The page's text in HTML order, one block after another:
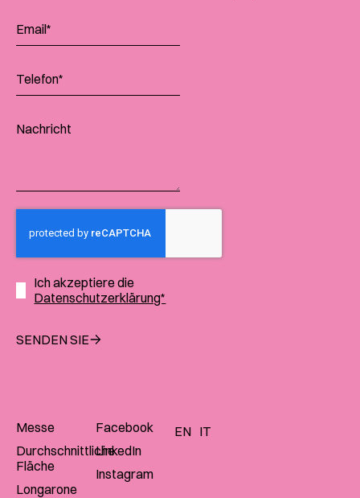
Ich akzeptiere die
Datenschutzerklärung*
SENDEN SIE
Messe
Durchschnittliche
Fläche
Longarone
Facebook
LinkedIn
Instagram
EN IT